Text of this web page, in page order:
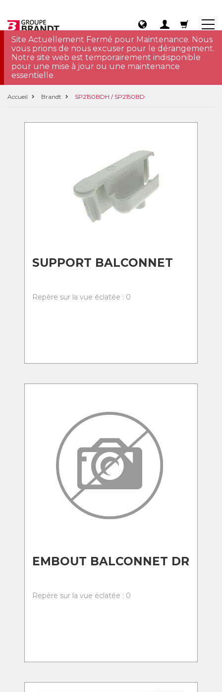
Site Actuellement Fermé pour Maintenance. Nous
vous prions de nous excuser pour le dérangement.
Notre site web est temporairement indisponible
pour une mise à jour ou une maintenance
essentielle.
Accueil Brandt SP2150BDH / SP2150BD
SUPPORT BALCONNET
Repère sur la vue éclatée : 0
EMBOUT BALCONNET DR
Repère sur la vue éclatée : 0